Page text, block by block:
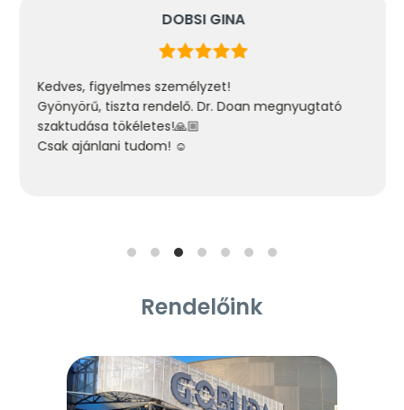
DOBSI GINA
Kedves, figyelmes személyzet!
Gyönyörű, tiszta rendelő. Dr. Doan megnyugtató
szaktudása tökéletes!🙏🏼
Csak ajánlani tudom! ☺️
Rendelőink